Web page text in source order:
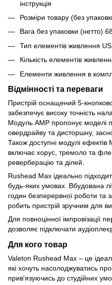
інструкція
Розміри товару (без
Вага без упаковки (нетто)
Тип елементів живлення
Кількість елементів
Елементи живлення в
Відмінності та переваги
Пристрій оснащений 5-
забезпечує високу точність
Модуль AMP пропонує моделі
овердрайву та дисторшну,
Також доступні модулі
включає хорус, тремоло та
реверберацію та ділей.
Rushead Max ідеально
будь-яких умовах. Вбудована
годин безперервної роботи та
робить пристрій зручним для
Для повноцінної імпровізації
дозволяє підключати
Для кого товар
Valeton Rushead Max – це
які хочуть насолоджуватись
прив'язуючись до студійних